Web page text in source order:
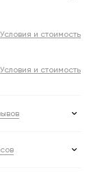
Условия и стоимость
Условия и стоимость